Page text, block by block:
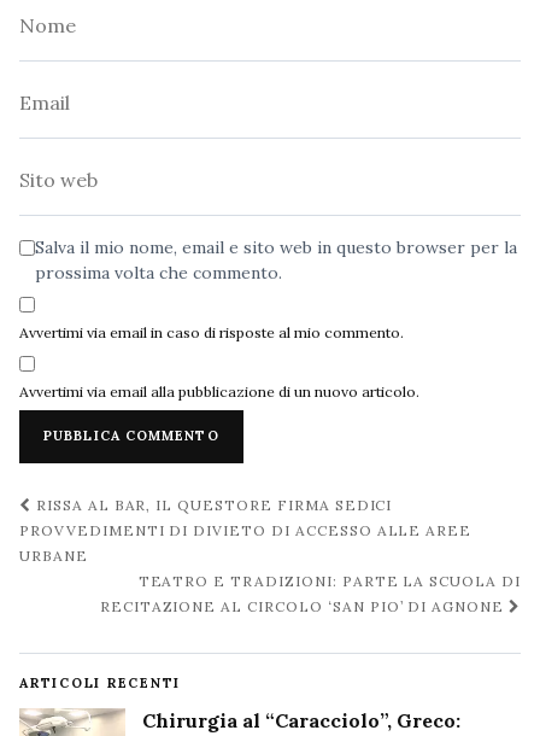
Salva il mio nome, email e sito web in questo browser per la
prossima volta che commento.
Avvertimi via email in caso di risposte al mio commento.
Avvertimi via email alla pubblicazione di un nuovo articolo.
Navigazione
post
RISSA AL BAR, IL QUESTORE FIRMA SEDICI
PROVVEDIMENTI DI DIVIETO DI ACCESSO ALLE AREE
URBANE
TEATRO E TRADIZIONI: PARTE LA SCUOLA DI
RECITAZIONE AL CIRCOLO ‘SAN PIO’ DI AGNONE
ARTICOLI RECENTI
Chirurgia al “Caracciolo”, Greco: